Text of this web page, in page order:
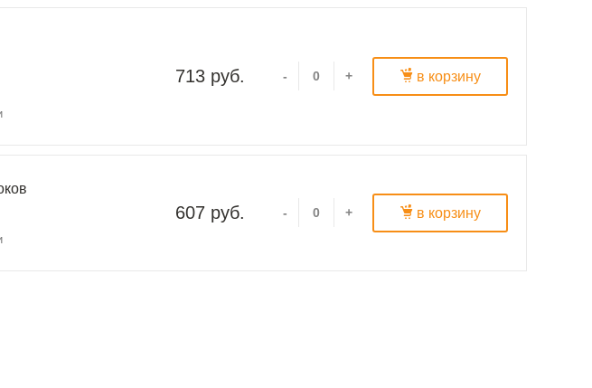
713 руб. - + в корзину
607 руб. - + в корзину